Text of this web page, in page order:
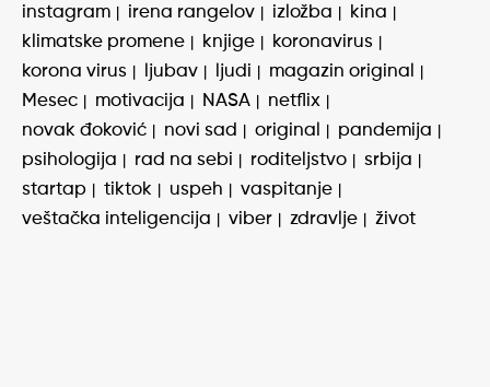
instagram
irena rangelov izložba
kina
klimatske promene
knjige
koronavirus
korona virus
ljubav ljudi
magazin original
Mesec
motivacija NASA
netflix
novak đoković
novi sad original
pandemija
psihologija
rad na sebi roditeljstvo
srbija
startap
tiktok uspeh
vaspitanje
veštačka inteligencija
viber zdravlje život